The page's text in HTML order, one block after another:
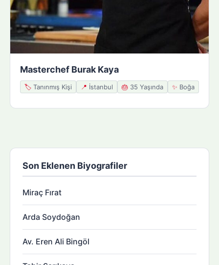
Masterchef Burak Kaya
🏷️ Tanınmış Kişi 📍 İstanbul 🎂 35 Yaşında ✨ Boğa
Son Eklenen Biyografiler
Miraç Fırat
Arda Soydoğan
Av. Eren Ali Bingöl